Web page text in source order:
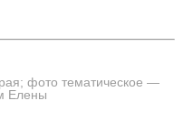
фото тематическое —
Елены